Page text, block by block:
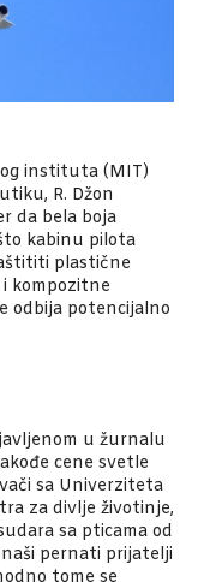
instituta (MIT)
R. Džon
da bela boja
kabinu pilota
plastične
kompozitne
odbija potencijalno
u žurnalu
cene svetle
sa Univerziteta
za divlje životinje,
sa pticama od
pernati prijatelji